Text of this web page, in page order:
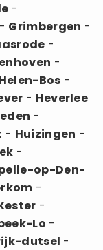
-
- Grimbergen -
-
-
Helen-Bos -
- Heverlee
-
- Huizingen -
-
op-Den-
-
-
Lo -
dutsel -